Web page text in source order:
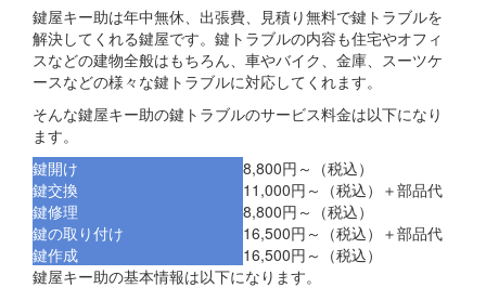
鍵屋キー助は年中無休、出張費、見積り無料で鍵トラブルを
解決してくれる鍵屋です。鍵トラブルの内容も住宅やオフィ
スなどの建物全般はもちろん、車やバイク、金庫、スーツケ
ースなどの様々な鍵トラブルに対応してくれます。
そんな鍵屋キー助の鍵トラブルのサービス料金は以下になり
ます。
鍵開け
8,800円～（税込）
鍵交換
11,000円～（税込）＋部品代
鍵修理
8,800円～（税込）
鍵の取り付け
16,500円～（税込）＋部品代
鍵作成
16,500円～（税込）
鍵屋キー助の基本情報は以下になります。